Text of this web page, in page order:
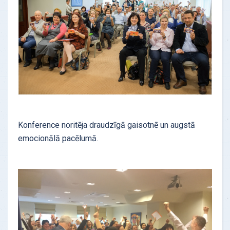
Konference noritēja draudzīgā gaisotnē un augstā
emocionālā pacēlumā.